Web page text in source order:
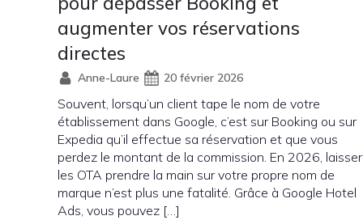
augmenter vos réservations
directes
Anne-Laure 20 février 2026
Souvent, lorsqu’un client tape le nom de votre
établissement dans Google, c’est sur Booking ou sur
Expedia qu’il effectue sa réservation et que vous
perdez le montant de la commission. En 2026, laisser
les OTA prendre la main sur votre propre nom de
marque n’est plus une fatalité. Grâce à Google Hotel
Ads, vous pouvez […]